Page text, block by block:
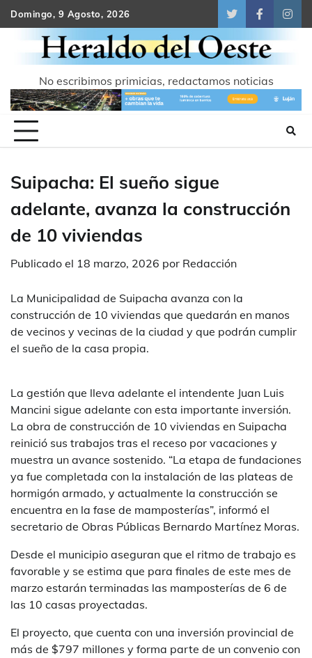
Skip
to
content
Domingo, 9 Agosto, 2026
TwitterFacebook
No escribimos primicias, redactamos noticias
Suipacha: El sueño sigue
adelante, avanza la construcción
de 10 viviendas
Publicado el 18 marzo, 2026 por Redacción
La Municipalidad de Suipacha avanza con la
construcción de 10 viviendas que quedarán en manos
de vecinos y vecinas de la ciudad y que podrán cumplir
el sueño de la casa propia.
La gestión que lleva adelante el intendente Juan Luis
Mancini sigue adelante con esta importante inversión.
La obra de construcción de 10 viviendas en Suipacha
reinició sus trabajos tras el receso por vacaciones y
muestra un avance sostenido. “La etapa de fundaciones
ya fue completada con la instalación de las plateas de
hormigón armado, y actualmente la construcción se
encuentra en la fase de mamposterías”, informó el
secretario de Obras Públicas Bernardo Martínez Moras.
Desde el municipio aseguran que el ritmo de trabajo es
favorable y se estima que para finales de este mes de
marzo estarán terminadas las mamposterías de 6 de
las 10 casas proyectadas.
El proyecto, que cuenta con una inversión provincial de
más de $797 millones y forma parte de un convenio con